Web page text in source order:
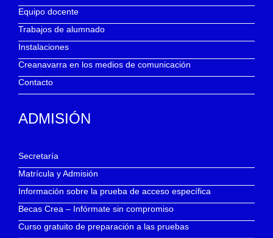
Equipo docente
Trabajos de alumnado
Instalaciones
Creanavarra en los medios de comunicación
Contacto
ADMISIÓN
Secretaría
Matrícula y Admisión
Información sobre la prueba de acceso específica
Becas Crea – Infórmate sin compromiso
Curso gratuito de preparación a las pruebas